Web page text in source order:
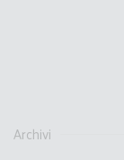
Archivi